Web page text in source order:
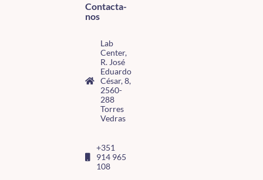
Contacta-
nos
Lab
Center,
R. José
Eduardo
César, 8,
2560-
288
Torres
Vedras
+351
914 965
108